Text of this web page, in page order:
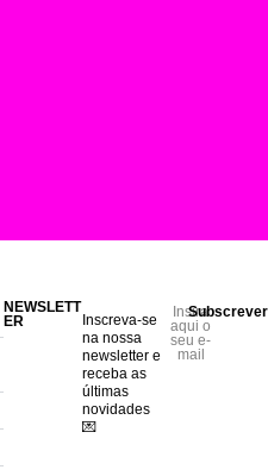
NEWSLETT
ER
Inscreva-se
na nossa
newsletter e
receba as
últimas
novidades
💌
Insira
aqui o
seu e-
mail
Subscrever